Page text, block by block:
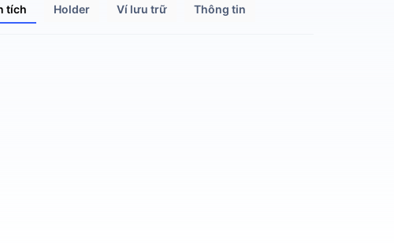
tích Holder Ví lưu trữ Thông tin